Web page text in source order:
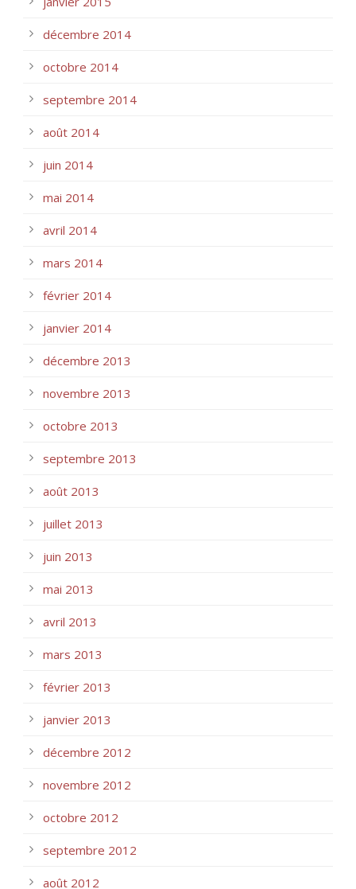
décembre 2014
octobre 2014
septembre 2014
août 2014
juin 2014
mai 2014
avril 2014
mars 2014
février 2014
janvier 2014
décembre 2013
novembre 2013
octobre 2013
septembre 2013
août 2013
juillet 2013
juin 2013
mai 2013
avril 2013
mars 2013
février 2013
janvier 2013
décembre 2012
novembre 2012
octobre 2012
septembre 2012
août 2012